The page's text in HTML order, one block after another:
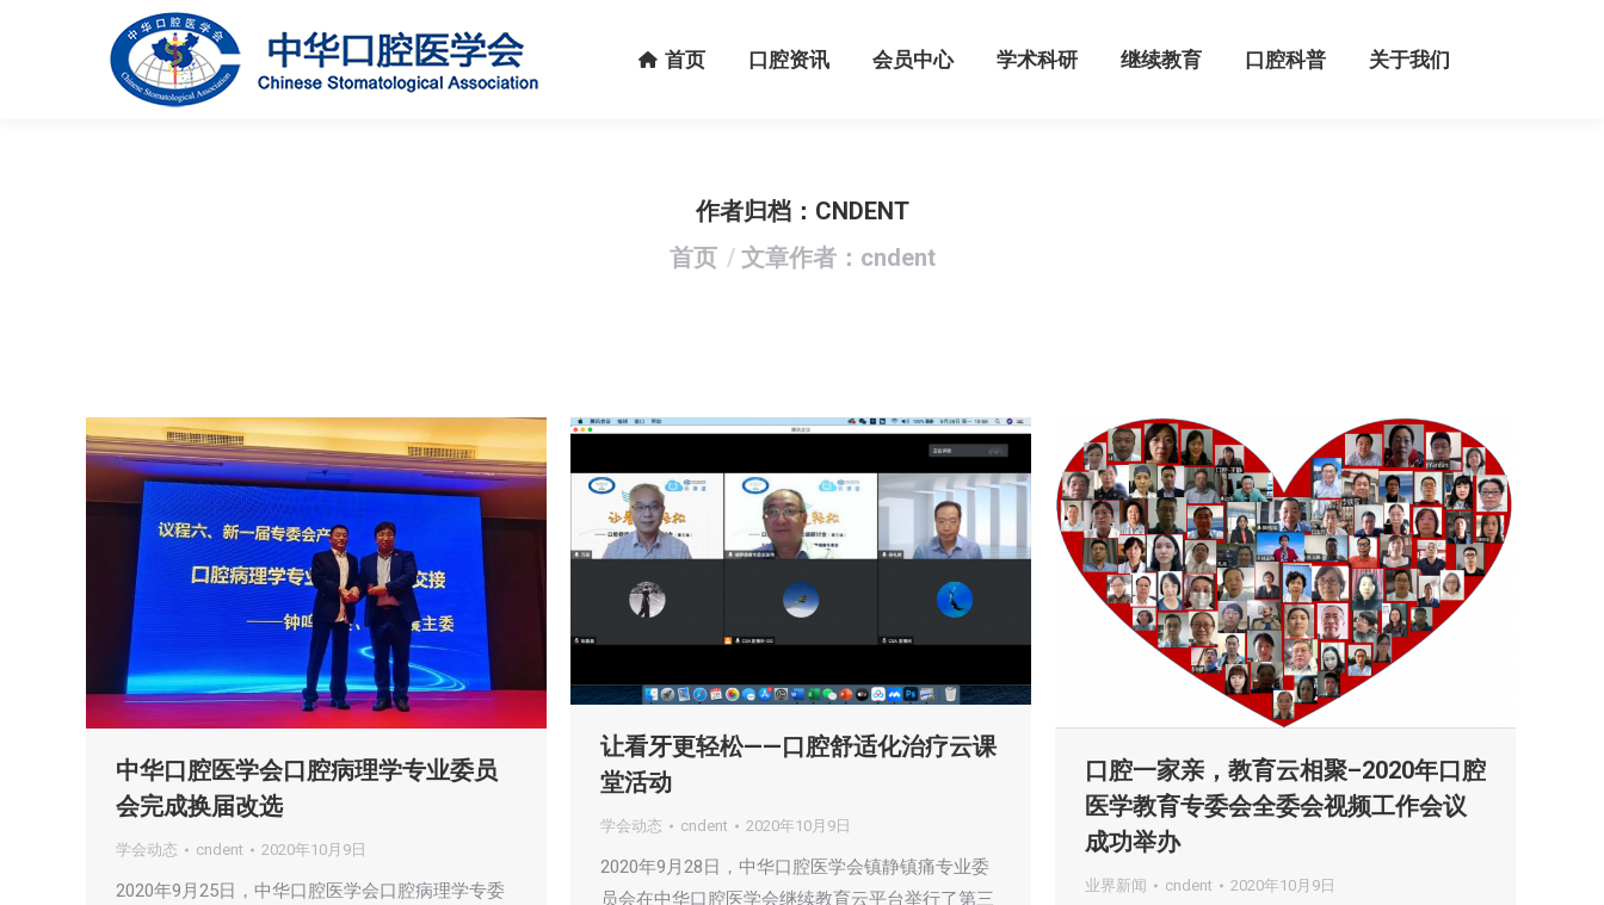
首页 口腔资讯 会员中心 学术科研 继续教育 口腔科普 关于我们
作者归档： CNDENT
您在这里：
首页 文章作者：cndent
中华口腔医学会口腔病理学专业委员
会完成换届改选
学会动态 cndent 2020年10月9日
2020年9月25日，中华口腔医学会口腔病理学专委
让看牙更轻松——口腔舒适化治疗云课
堂活动
学会动态 cndent 2020年10月9日
2020年9月28日，中华口腔医学会镇静镇痛专业委
员会在中华口腔医学会继续教育云平台举行了第三
口腔一家亲，教育云相聚–2020年口腔
医学教育专委会全委会视频工作会议
成功举办
业界新闻 cndent 2020年10月9日